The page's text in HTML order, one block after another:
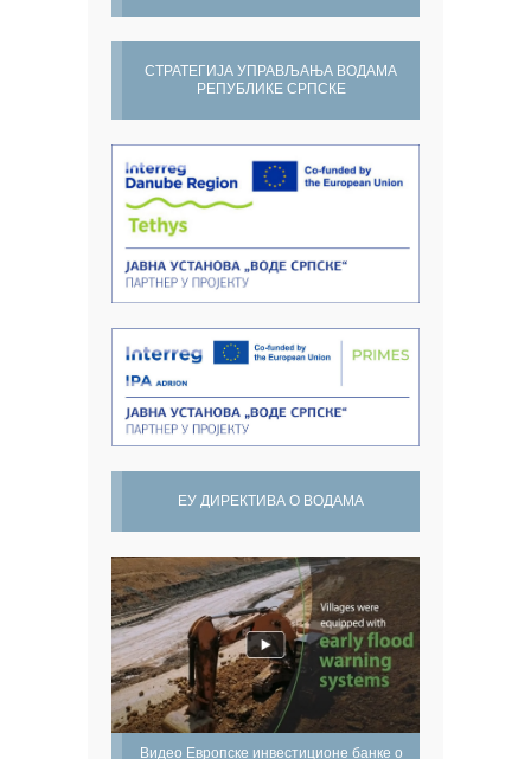
СТРАТЕГИЈА УПРАВЉАЊА ВОДАМА
РЕПУБЛИКЕ СРПСКЕ
ЕУ ДИРЕКТИВА О ВОДАМА
Видео Европске инвестиционе банке о